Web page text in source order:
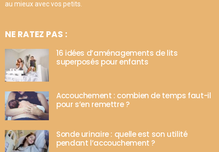
au mieux avec vos petits.
NE RATEZ PAS :
16 idées d’aménagements de lits
superposés pour enfants
Accouchement : combien de temps faut-il
pour s’en remettre ?
Sonde urinaire : quelle est son utilité
pendant l’accouchement ?